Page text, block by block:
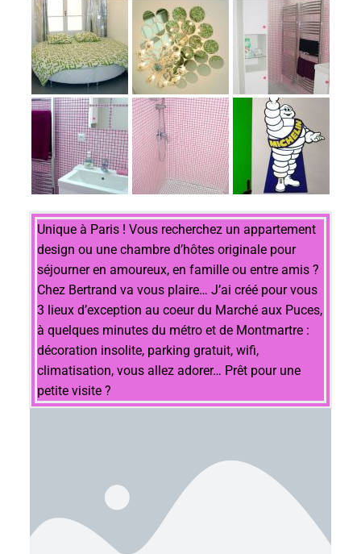
Unique à Paris ! Vous recherchez un appartement
design ou une chambre d’hôtes originale pour
séjourner en amoureux, en famille ou entre amis ?
Chez Bertrand va vous plaire… J’ai créé pour vous
3 lieux d’exception au coeur du Marché aux Puces,
à quelques minutes du métro et de Montmartre :
décoration insolite, parking gratuit, wifi,
climatisation, vous allez adorer… Prêt pour une
petite visite ?